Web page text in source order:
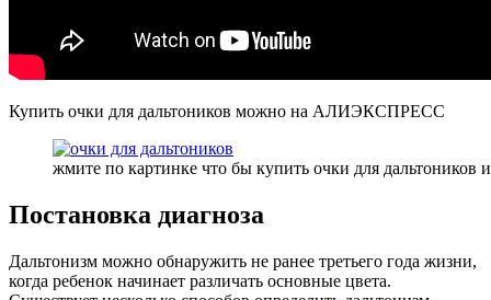
Купить очки для дальтоников можно на АЛИЭКСПРЕСС
жмите по картинке что бы купить очки для дальтоников
Постановка диагноза
Дальтонизм можно обнаружить не ранее третьего года жизни,
когда ребенок начинает различать основные цвета.